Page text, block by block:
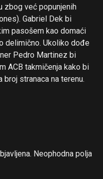
zbog već popunjenih
Gabriel Dek bi
pasošem kao domaći
delimično. Ukoliko dođe
Pedro Martinez bi
ACB takmičenja kako bi
stranaca na terenu.
Neophodna polja